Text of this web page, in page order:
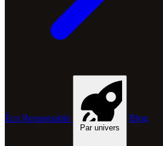
Éco Responsable
Par univers
Blog